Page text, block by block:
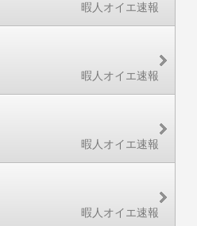
暇人オイエ速報
暇人オイエ速報
暇人オイエ速報
暇人オイエ速報